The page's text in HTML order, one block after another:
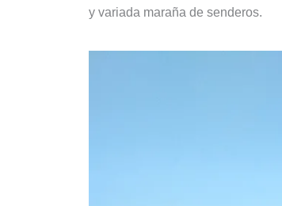
y variada maraña de senderos.